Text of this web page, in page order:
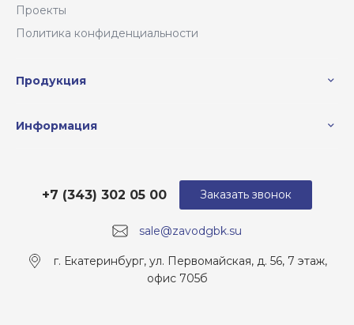
Проекты
Политика конфиденциальности
Продукция
Информация
sale@zavodgbk.su
+7 (343) 302 05 00
г. Екатеринбург, ул. Первомайская, д. 56, 7 этаж,
офис 705б
Заказать звонок